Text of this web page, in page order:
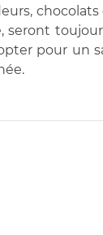
pour un